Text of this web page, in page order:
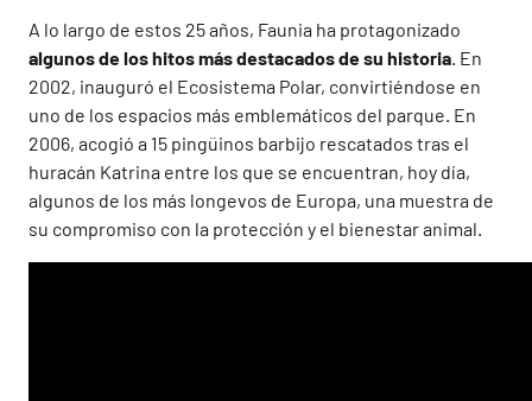
A lo largo de estos 25 años, Faunia ha protagonizado
algunos de los hitos más destacados de su historia. En
2002, inauguró el Ecosistema Polar, convirtiéndose en
uno de los espacios más emblemáticos del parque. En
2006, acogió a 15 pingüinos barbijo rescatados tras el
huracán Katrina entre los que se encuentran, hoy día,
algunos de los más longevos de Europa, una muestra de
su compromiso con la protección y el bienestar animal.